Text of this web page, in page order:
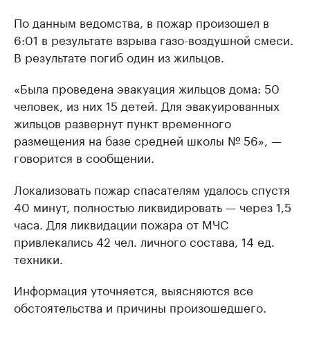
По данным ведомства, в пожар произошел в
6:01 в результате взрыва газо-воздушной смеси.
В результате погиб один из жильцов.
«Была проведена эвакуация жильцов дома: 50
человек, из них 15 детей. Для эвакуированных
жильцов развернут пункт временного
размещения на базе средней школы № 56», —
говорится в сообщении.
Локализовать пожар спасателям удалось спустя
40 минут, полностью ликвидировать — через 1,5
часа. Для ликвидации пожара от МЧС
привлекались 42 чел. личного состава, 14 ед.
техники.
Информация уточняется, выясняются все
обстоятельства и причины произошедшего.